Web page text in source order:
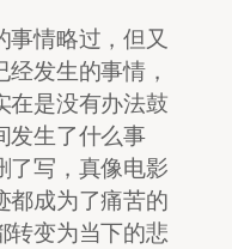
事情略过，但又
发生的事情，
在是没有办法鼓
发生了什么事
了写，真像电影
都成为了痛苦的
转变为当下的悲